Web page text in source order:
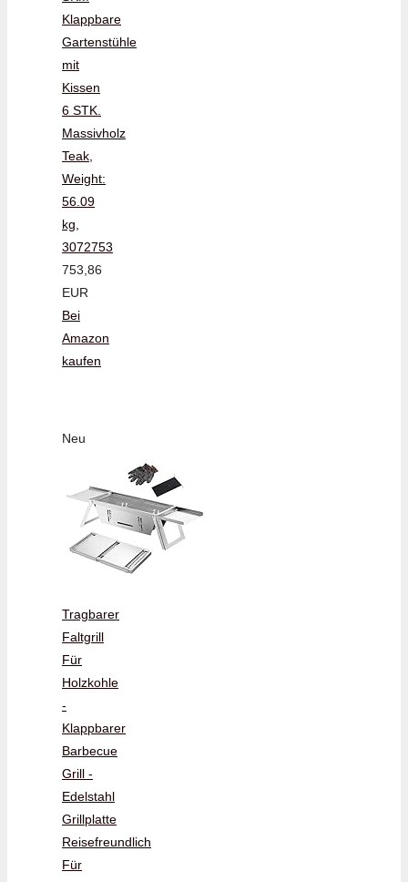
Klappbare
Gartenstühle
mit
Kissen
6 STK.
Massivholz
Teak,
Weight:
56.09
kg,
3072753
753,86
EUR
Bei
Amazon
kaufen
Neu
Tragbarer
Faltgrill
Für
Holzkohle
-
Klappbarer
Barbecue
Grill -
Edelstahl
Grillplatte
Reisefreundlich
Für